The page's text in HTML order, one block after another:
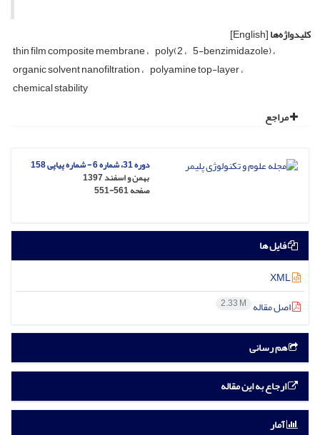
کلیدواژه‌ها[English]
thin film composite membrane poly(2 5-benzimidazole)
organic solvent nanofiltration polyamine top-layer
chemical stability
مراجع
دوره 31، شماره 6 - شماره پیاپی 158
بهمن و اسفند 1397
صفحه551-561
فایل ها
اصل مقاله 2.33 M
هم رسانی
ارجاع به این مقاله
آمار